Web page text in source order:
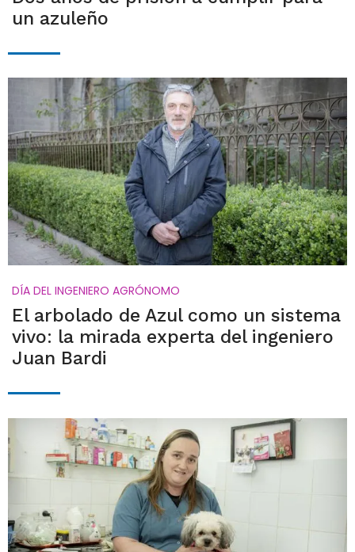
un azuleño
DÍA DEL INGENIERO AGRÓNOMO
El arbolado de Azul como un sistema
vivo: la mirada experta del ingeniero
Juan Bardi